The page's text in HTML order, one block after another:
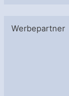
Werbepartner